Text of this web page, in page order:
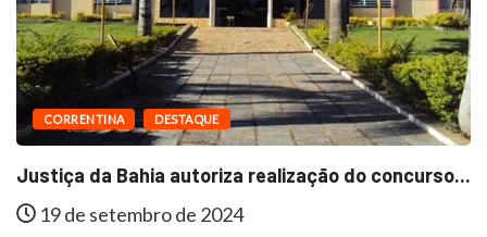
do concurso...
DESTAQUE MUNICÍPIOS
Em São Félix do Coribe,
15 de agosto de 2024